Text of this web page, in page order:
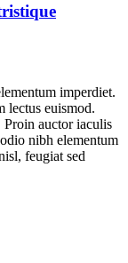
imperdiet.
lectus euismod.
auctor iaculis
nibh elementum
feugiat sed